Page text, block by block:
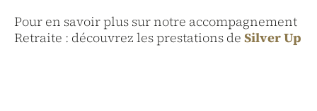
Pour en savoir plus sur notre accompagnement
Retraite : découvrez les prestations de Silver Up